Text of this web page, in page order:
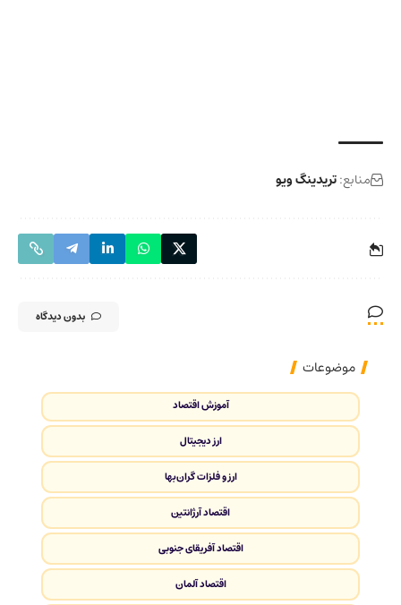
منابع:تریدینگ ویو
بدون دیدگاه
موضوعات
آموزش اقتصاد
ارز دیجیتال
ارز و فلزات گران‌بها
اقتصاد آرژانتین
اقتصاد آفریقای جنوبی
اقتصاد آلمان